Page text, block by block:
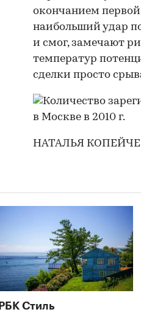
00:00 /
окончанием
наибольший удар
и смог, замечают
температур
сделки просто
НАТАЛЬЯ
РБК Стиль